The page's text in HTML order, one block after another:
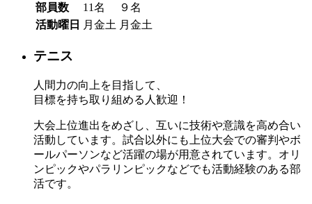
部員数
11名
９名
活動曜日
月金土 月金土
テニス
人間力の向上を目指して、
目標を持ち取り組める人歓迎！
大会上位進出をめざし、互いに技術や意識を高め合い
活動しています。試合以外にも上位大会での審判やボ
ールパーソンなど活躍の場が用意されています。オリ
ンピックやパラリンピックなどでも活動経験のある部
活です。